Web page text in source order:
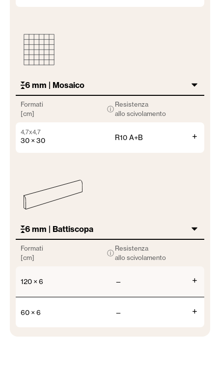
6 mm | Mosaico
Formati
[cm]
Resistenza
allo scivolamento
ⓘ
4,7x4,7
30 × 30 R10 A+B +
6 mm | Battiscopa
Formati
[cm]
Resistenza
allo scivolamento
ⓘ
120 × 6 — +
60 × 6 — +